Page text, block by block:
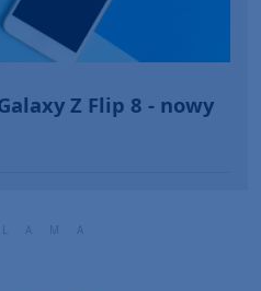
Z Flip 8 - nowy